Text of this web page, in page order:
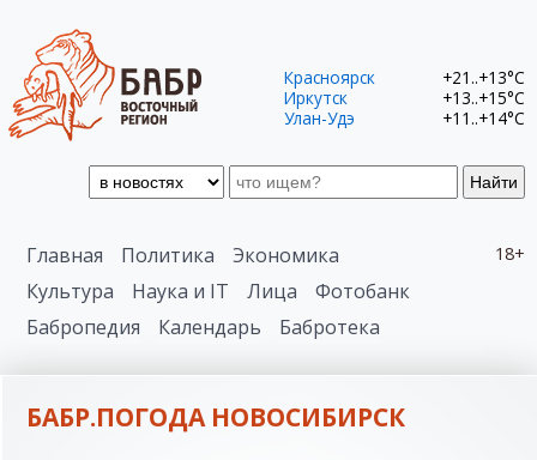
Найти
Красноярск
+21..+13°C
Иркутск
+13..+15°C
Улан-Удэ
+11..+14°C
18+
Главная Политика
Экономика
Культура
Наука и IT Лица
Фотобанк
Бабропедия
Календарь Бабротека
БАБР.ПОГОДА НОВОСИБИРСК